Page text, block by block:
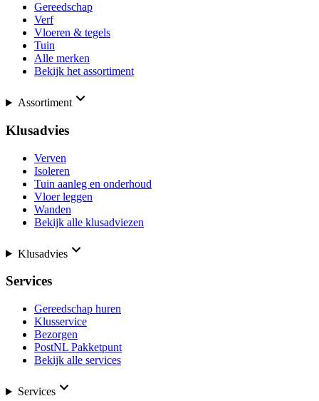
Gereedschap
Verf
Vloeren & tegels
Tuin
Alle merken
Bekijk het assortiment
Assortiment
Klusadvies
Verven
Isoleren
Tuin aanleg en onderhoud
Vloer leggen
Wanden
Bekijk alle klusadviezen
Klusadvies
Services
Gereedschap huren
Klusservice
Bezorgen
PostNL Pakketpunt
Bekijk alle services
Services